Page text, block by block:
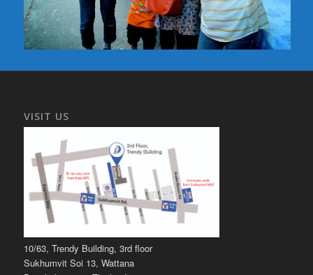
VISIT US
10/63, Trendy Building, 3rd floor
Sukhumvit Soi 13, Wattana